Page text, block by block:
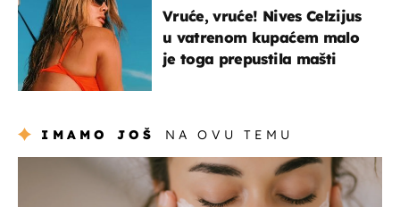
Vruće, vruće! Nives Celzijus
u vatrenom kupaćem malo
je toga prepustila mašti
IMAMO JOŠ NA OVU TEMU
moda & ljepota